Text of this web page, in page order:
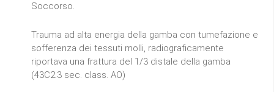
Soccorso.
Trauma ad alta energia della gamba con tumefazione e
sofferenza dei tessuti molli, radiograficamente
riportava una frattura del 1/3 distale della gamba
(43C2.3 sec. class. AO)